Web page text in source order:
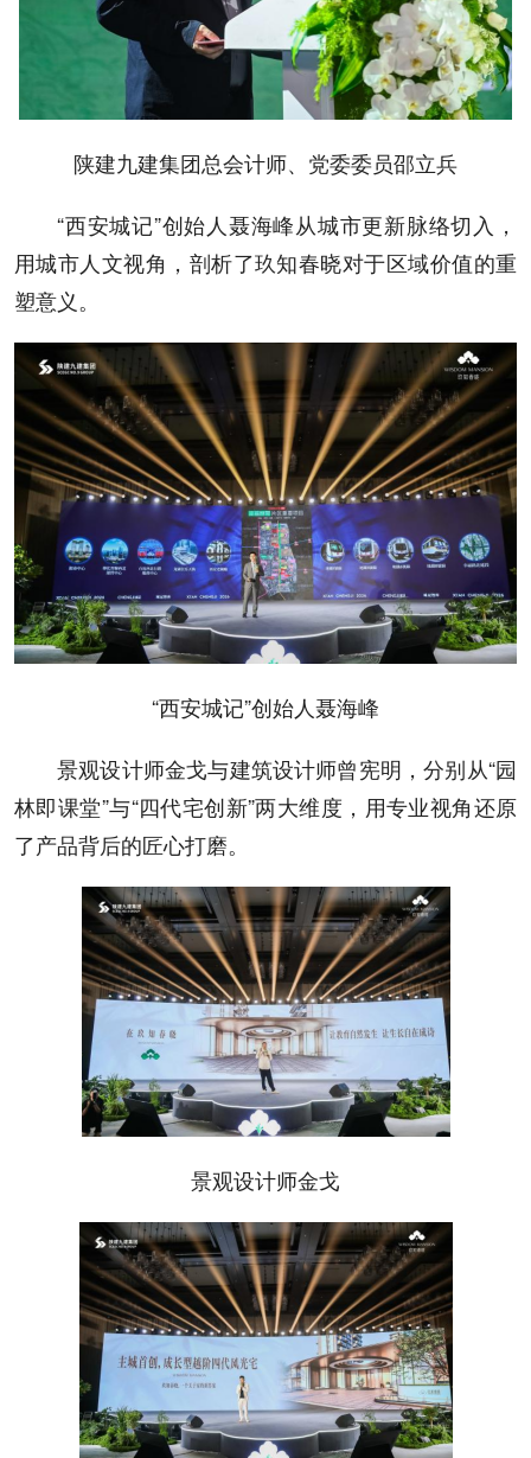
陕建九建集团总会计师、党委委员邵立兵
“西安城记”创始人聂海峰从城市更新脉络切入，
用城市人文视角，剖析了玖知春晓对于区域价值的重
塑意义。
“西安城记”创始人聂海峰
景观设计师金戈与建筑设计师曾宪明，分别从“园
林即课堂”与“四代宅创新”两大维度，用专业视角还原
了产品背后的匠心打磨。
景观设计师金戈